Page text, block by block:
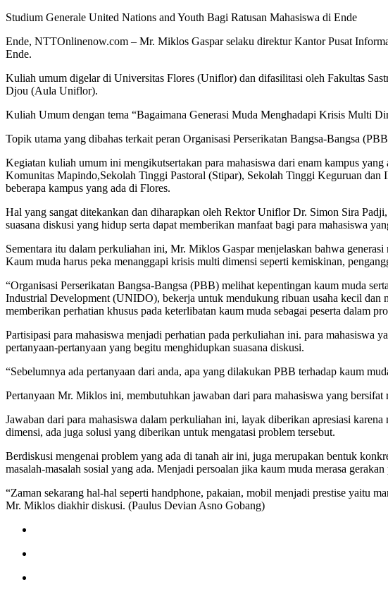
Studium Generale United Nations and Youth Bagi Ratusan Mahasiswa di Ende
Ende, NTTOnlinenow.com – Mr. Miklos Gaspar selaku direktur Kantor Pusat
Ende.
Kuliah umum digelar di Universitas Flores (Uniflor) dan difasilitasi oleh Fakultas
Djou (Aula Uniflor).
Kuliah Umum dengan tema “Bagaimana Generasi Muda Menghadapi Krisis Multi
Topik utama yang dibahas terkait peran Organisasi Perserikatan Bangsa-Bangsa
Kegiatan kuliah umum ini mengikutsertakan para mahasiswa dari enam kampus
Komunitas Mapindo,Sekolah Tinggi Pastoral (Stipar), Sekolah Tinggi Keguruan
beberapa kampus yang ada di Flores.
Hal yang sangat ditekankan dan diharapkan oleh Rektor Uniflor Dr. Simon Sira
suasana diskusi yang hidup serta dapat memberikan manfaat bagi para mahasiswa
Sementara itu dalam perkuliahan ini, Mr. Miklos Gaspar menjelaskan bahwa
Kaum muda harus peka menanggapi krisis multi dimensi seperti kemiskinan,
“Organisasi Perserikatan Bangsa-Bangsa (PBB) melihat kepentingan kaum muda
Industrial Development (UNIDO), bekerja untuk mendukung ribuan usaha kecil dan
memberikan perhatian khusus pada keterlibatan kaum muda sebagai peserta dalam
Partisipasi para mahasiswa menjadi perhatian pada perkuliahan ini. para
pertanyaan-pertanyaan yang begitu menghidupkan suasana diskusi.
“Sebelumnya ada pertanyaan dari anda, apa yang dilakukan PBB terhadap kaum
Pertanyaan Mr. Miklos ini, membutuhkan jawaban dari para mahasiswa yang bersifat
Jawaban dari para mahasiswa dalam perkuliahan ini, layak diberikan apresiasi
dimensi, ada juga solusi yang diberikan untuk mengatasi problem tersebut.
Berdiskusi mengenai problem yang ada di tanah air ini, juga merupakan bentuk
masalah-masalah sosial yang ada. Menjadi persoalan jika kaum muda merasa
“Zaman sekarang hal-hal seperti handphone, pakaian, mobil menjadi prestise yaitu
Mr. Miklos diakhir diskusi. (Paulus Devian Asno Gobang)